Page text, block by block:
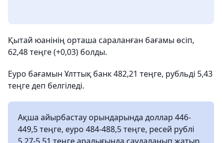
Қытай юанінің орташа сараланған бағамы өсіп,
62,48 теңге (+0,03) болды.
Еуро бағамын Ұлттық банк 482,21 теңге, рубльді 5,43
теңге деп белгіледі.
Ақша айырбастау орындарында доллар 446-
449,5 теңге, еуро 484-488,5 теңге, ресей рублі